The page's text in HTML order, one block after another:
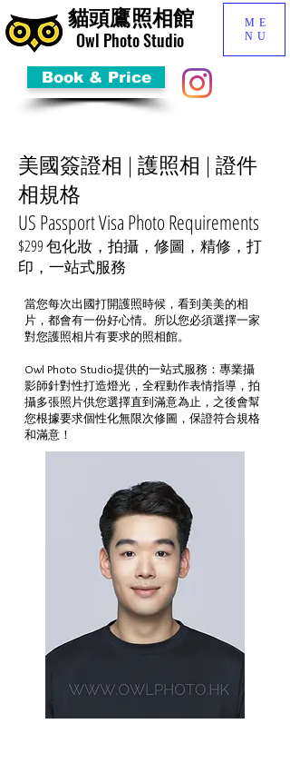
​Owl Photo Studio
Book & Price
貓頭鷹照相館
ME
NU
美國簽證相 | 護照相 | 證件
相規格
US Passport Visa Photo Requirements
$299 包化妝，拍攝，修圖，精修，打
印，一站式服務
當您每次出國打開護照時候，看到美美的相
片，都會有一份好心情。所以您必須選擇一家
對您護照相片有要求的照相館。
Owl Photo Studio提供的一站式服務：專業攝
影師針對性打造燈光，全程動作表情指導，拍
攝多張照片供您選擇直到滿意為止，之後會幫
您根據要求個性化無限次修圖，保證符合規格
和滿意！